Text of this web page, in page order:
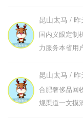
昆山太马 /
国内义眼定制
力服务本省用
昆山太马 /
合肥奢侈品回
规渠道一文摸